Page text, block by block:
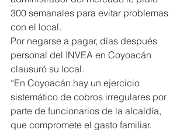
300 semanales para evitar problemas
con el local.
Por negarse a pagar, días después
personal del INVEA en Coyoacán
clausuró su local.
“En Coyoacán hay un ejercicio
sistemático de cobros irregulares por
parte de funcionarios de la alcaldía,
que compromete el gasto familiar.